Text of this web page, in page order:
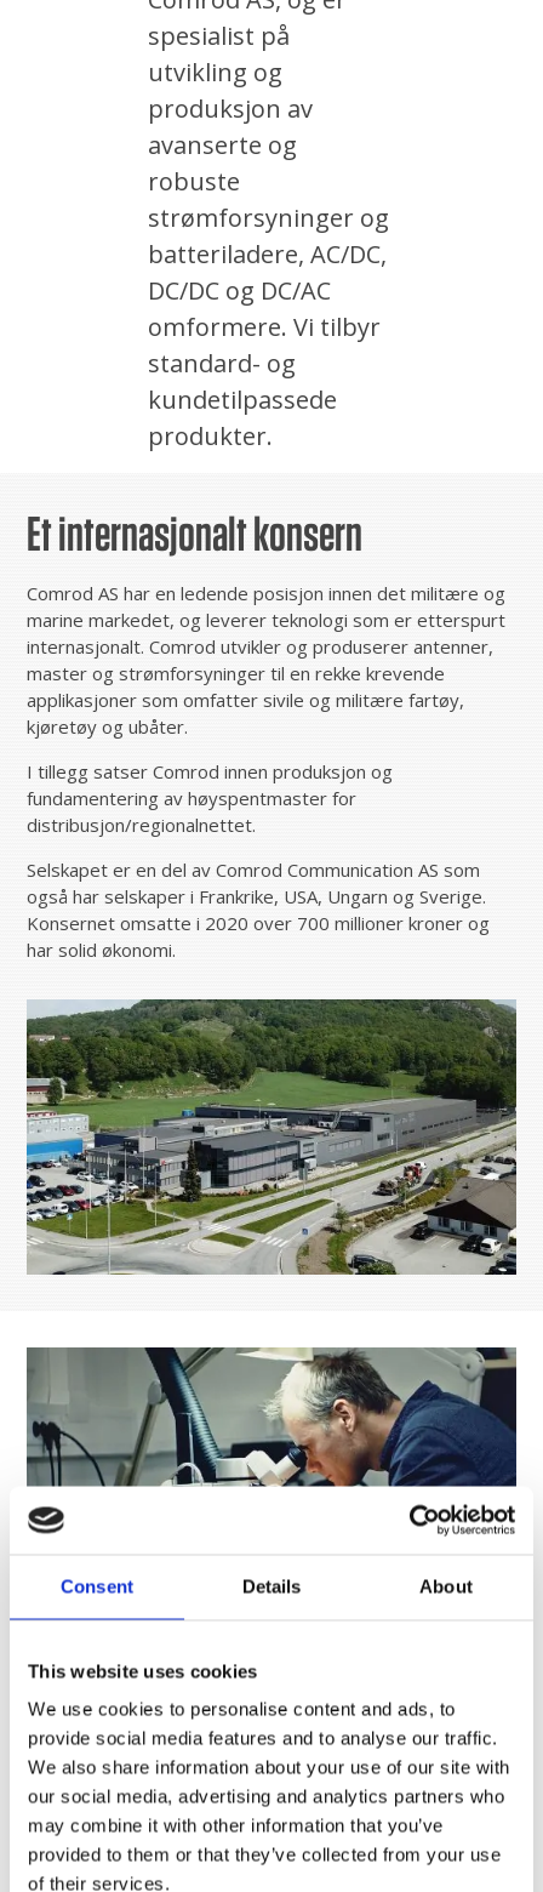
Consent Details About
This website uses cookies
We use cookies to personalise content and ads, to
provide social media features and to analyse our traffic.
We also share information about your use of our site with
our social media, advertising and analytics partners who
may combine it with other information that you’ve
provided to them or that they’ve collected from your use
of their services.
spesialist på
utvikling og
produksjon av
avanserte og
robuste
strømforsyninger og
batteriladere, AC/DC,
DC/DC og DC/AC
omformere. Vi tilbyr
standard- og
kundetilpassede
produkter.
Et internasjonalt konsern
Comrod AS har en ledende posisjon innen det militære og
marine markedet, og leverer teknologi som er etterspurt
internasjonalt. Comrod utvikler og produserer antenner,
master og strømforsyninger til en rekke krevende
applikasjoner som omfatter sivile og militære fartøy,
kjøretøy og ubåter.
I tillegg satser Comrod innen produksjon og
fundamentering av høyspentmaster for
distribusjon/regionalnettet.
Selskapet er en del av Comrod Communication AS som
også har selskaper i Frankrike, USA, Ungarn og Sverige.
Konsernet omsatte i 2020 over 700 millioner kroner og
har solid økonomi.
Har du lyst å jobbe medutvikling på
verdensledende
strømforsyningsprodukter?
Til vår utviklingsavdeling for Power i Asker
søker nå